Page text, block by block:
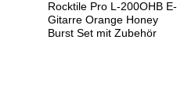
Rocktile Pro L-200OHB E-
Gitarre Orange Honey
Burst Set mit Zubehör